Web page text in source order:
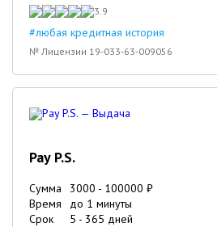
3.9
#любая кредитная история
№ Лицензии 19-033-63-009056
Pay P.S.
Сумма 3000 - 100000 ₽
Время
до 1 минуты
Срок
5 - 365 дней